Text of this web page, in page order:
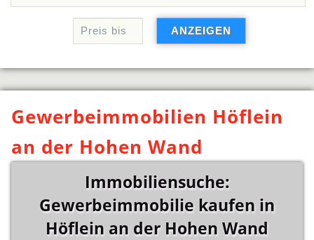
Gewerbeimmobilien Höflein
an der Hohen Wand
Immobiliensuche:
Gewerbeimmobilie kaufen in
Höflein an der Hohen Wand